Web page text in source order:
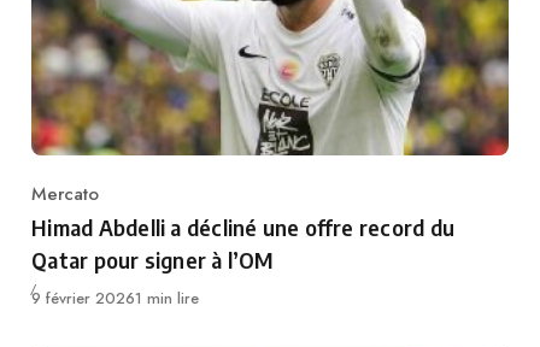
Category
Mercato
Himad Abdelli a décliné une offre record du
Qatar pour signer à l’OM
Publié
9 février 20261 min lire